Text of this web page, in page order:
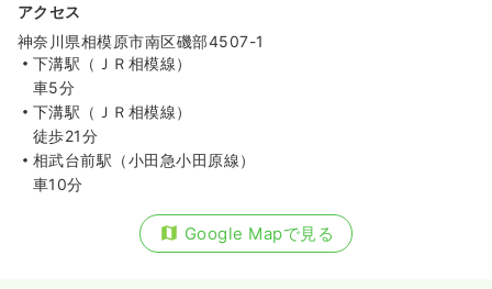
アクセス
神奈川県相模原市南区磯部4507-1
下溝駅（ＪＲ相模線）
車5分
下溝駅（ＪＲ相模線）
徒歩21分
相武台前駅（小田急小田原線）
車10分
Google Mapで見る